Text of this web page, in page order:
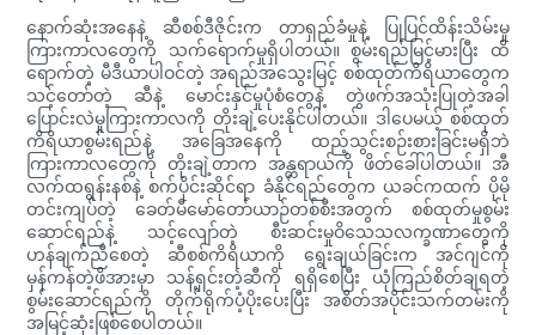
နောက်ဆုံးအနေနဲ့ ဆီစစ်ဒီဇိုင်းက တာရှည်ခံမှုနဲ့ ပြုပြင်ထိန်းသိမ်းမှု
ကြားကာလတွေကို သက်ရောက်မှုရှိပါတယ်။ စွမ်းရည်မြင့်မားပြီး ထိ
ရောက်တဲ့ မီဒီယာပါဝင်တဲ့ အရည်အသွေးမြင့် စစ်ထုတ်ကိရိယာတွေက
သင့်တော်တဲ့ ဆီနဲ့ မောင်းနှင်မှုပုံစံတွေနဲ့ တွဲဖက်အသုံးပြုတဲ့အခါ
ပြောင်းလဲမှုကြားကာလကို တိုးချဲ့ပေးနိုင်ပါတယ်။ ဒါပေမယ့် စစ်ထုတ်
ကိရိယာစွမ်းရည်နဲ့ အခြေအနေကို ထည့်သွင်းစဉ်းစားခြင်းမရှိဘဲ
ကြားကာလတွေကို တိုးချဲ့တာက အန္တရာယ်ကို ဖိတ်ခေါ်ပါတယ်။ အီ
လက်ထရွန်းနစ်နဲ့ စက်ပိုင်းဆိုင်ရာ ခံနိုင်ရည်တွေက ယခင်ကထက် ပိုမို
တင်းကျပ်တဲ့ ခေတ်မီမော်တော်ယာဉ်တစ်စီးအတွက် စစ်ထုတ်မှုစွမ်း
ဆောင်ရည်နဲ့ သင့်လျော်တဲ့ စီးဆင်းမှုဝိသေသလက္ခဏာတွေကို
ဟန်ချက်ညီစေတဲ့ ဆီစစ်ကိရိယာကို ရွေးချယ်ခြင်းက အင်ဂျင်ကို
မှန်ကန်တဲ့ဖိအားမှာ သန့်ရှင်းတဲ့ဆီကို ရရှိစေပြီး ယုံကြည်စိတ်ချရတဲ့
စွမ်းဆောင်ရည်ကို တိုက်ရိုက်ပံ့ပိုးပေးပြီး အစိတ်အပိုင်းသက်တမ်းကို
အမြင့်ဆုံးဖြစ်စေပါတယ်။